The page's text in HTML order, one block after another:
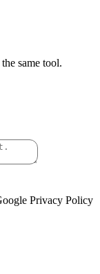
same tool.
Privacy Policy